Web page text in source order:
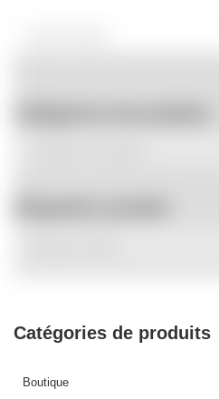
Catégories de produits
Boutique